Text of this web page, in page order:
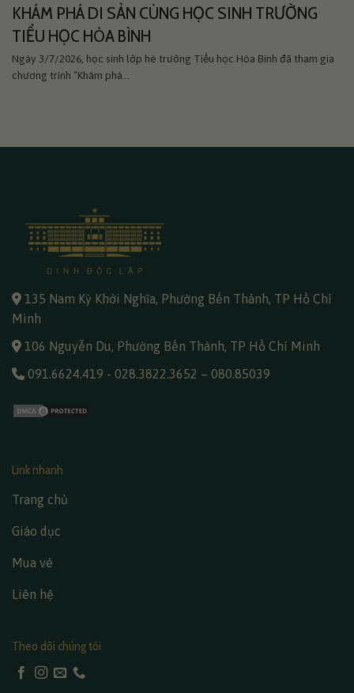
KHÁM PHÁ DI SẢN CÙNG HỌC SINH TRƯỜNG
TIỂU HỌC HÒA BÌNH
Ngày 3/7/2026, học sinh lớp hè trường Tiểu học Hòa Bình đã tham gia
chương trình “Khám phá...
135 Nam Kỳ Khởi Nghĩa, Phường Bến Thành, TP Hồ Chí
Minh
106 Nguyễn Du, Phường Bến Thành, TP Hồ Chí Minh
091.6624.419 - 028.3822.3652 – 080.85039
Link nhanh
Trang chủ
Giáo dục
Mua vé
Liên hệ
Theo dõi chúng tôi